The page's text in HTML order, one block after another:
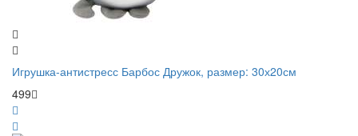
Игрушка-антистресс Барбос Дружок, размер: 30х20см
499